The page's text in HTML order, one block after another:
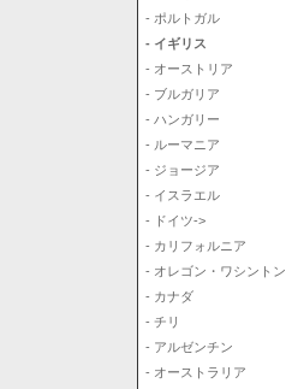
- ポルトガル
- イギリス
- オーストリア
- ブルガリア
- ハンガリー
- ルーマニア
- ジョージア
- イスラエル
- ドイツ->
- カリフォルニア
- オレゴン・ワシントン
- カナダ
- チリ
- アルゼンチン
- オーストラリア